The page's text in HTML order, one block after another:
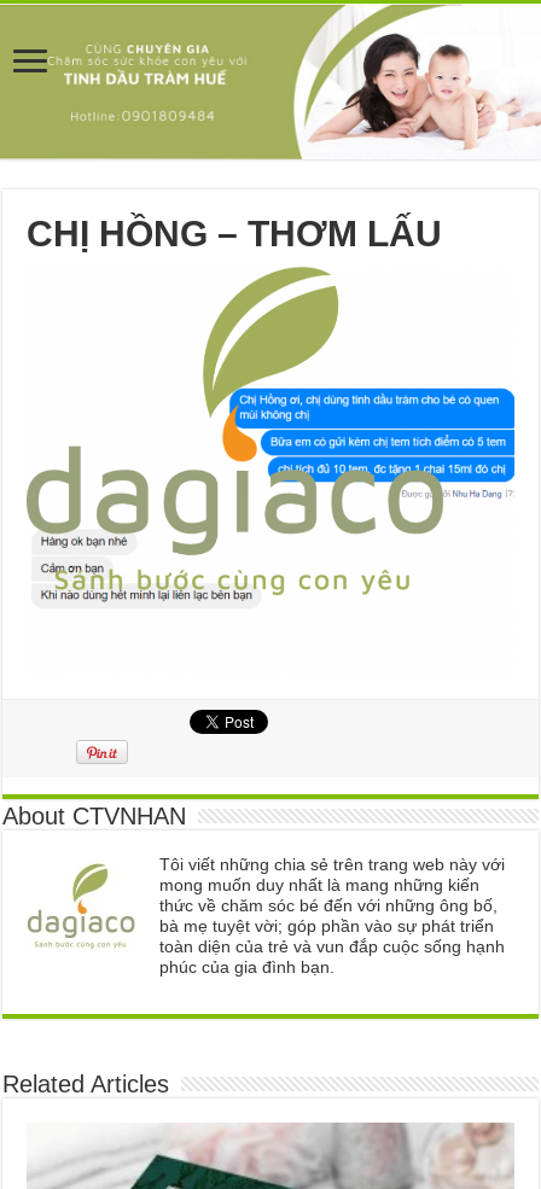
CHỊ HỒNG – THƠM LẤU
About CTVNHAN
Tôi viết những chia sẻ trên trang web này với
mong muốn duy nhất là mang những kiến
thức về chăm sóc bé đến với những ông bố,
bà mẹ tuyệt vời; góp phần vào sự phát triển
toàn diện của trẻ và vun đắp cuộc sống hạnh
phúc của gia đình bạn.
Related Articles